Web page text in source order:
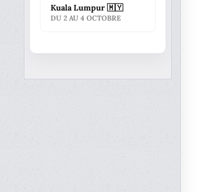
Kuala Lumpur 🇲🇾
DU 2 AU 4 OCTOBRE